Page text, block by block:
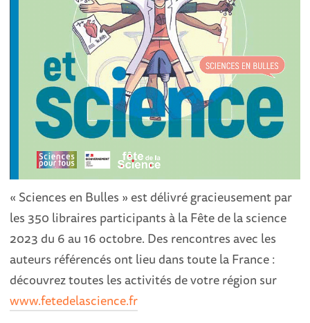
« Sciences en Bulles » est délivré gracieusement par
les 350 libraires participants à la Fête de la science
2023 du 6 au 16 octobre. Des rencontres avec les
auteurs référencés ont lieu dans toute la France :
découvrez toutes les activités de votre région sur
www.fetedelascience.fr